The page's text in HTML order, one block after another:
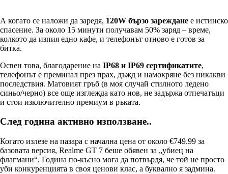
А когато се наложи да заредя, 120W бързо зареждане е истинско
спасение. За около 15 минути получавам 50% заряд – време,
колкото да изпия едно кафе, и телефонът отново е готов за
битка.
Освен това, благодарение на IP68 и IP69 сертификатите,
телефонът е преминал през прах, дъжд и намокряне без никакви
последствия. Матовият гръб (в моя случай стилното ледено
синьо/черно) все още изглежда като нов, не задържа отпечатъци
и стои изключително премиум в ръката.
След година активно използване..
Когато излезе на пазара с начална цена от около €749.99 за
базовата версия, Realme GT 7 беше обявен за „убиец на
флагмани“. Година по-късно мога да потвърдя, че той не просто
уби конкуренцията в своя ценови клас, а буквално я задмина.